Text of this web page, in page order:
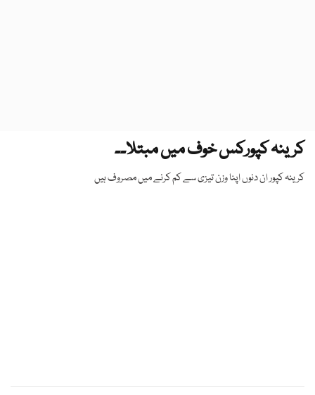
کرینہ کپورکس خوف میں مبتلا۔۔
کرینہ کپور ان دنوں اپنا وزن تیزی سے کم کرنے میں مصروف ہیں